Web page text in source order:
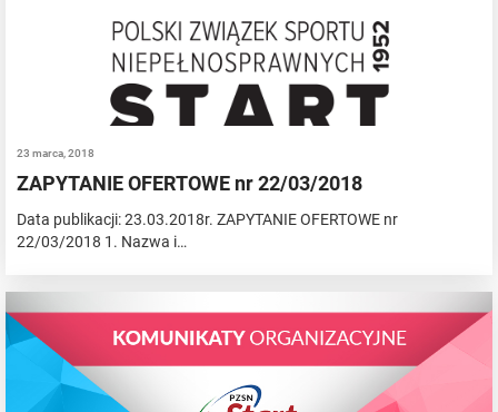
23 marca, 2018
ZAPYTANIE OFERTOWE nr 22/03/2018
Data publikacji: 23.03.2018r. ZAPYTANIE OFERTOWE nr
22/03/2018 1. Nazwa i…